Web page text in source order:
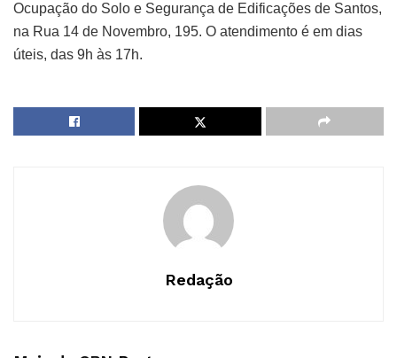
Ocupação do Solo e Segurança de Edificações de Santos,
na Rua 14 de Novembro, 195. O atendimento é em dias
úteis, das 9h às 17h.
Redação